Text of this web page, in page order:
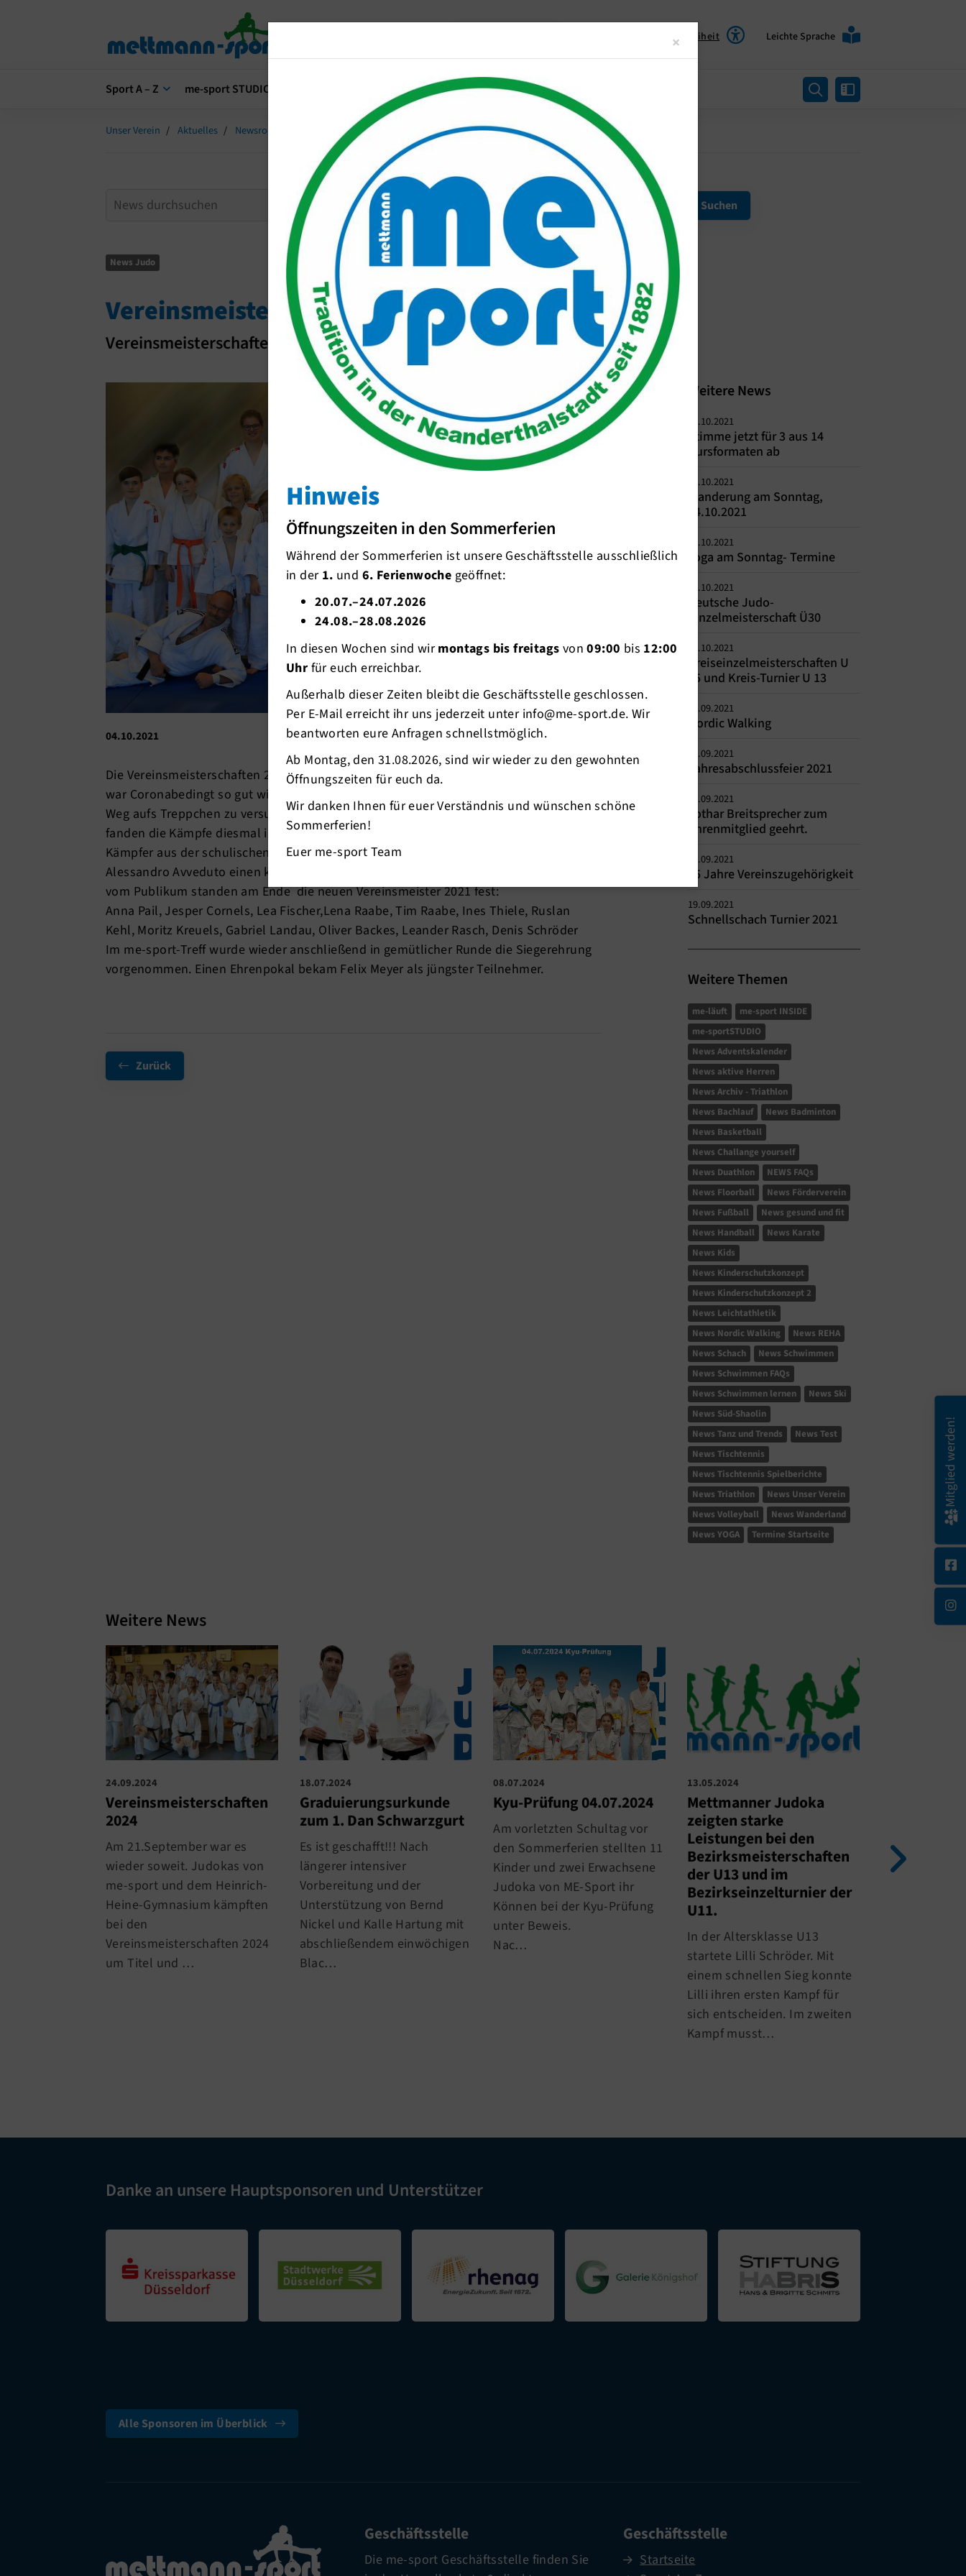
Barrierefreiheit Leichte Sprache
Sport A – Z me-sport STUDIO Unser Verein Mitgliederservice
Unser Verein Aktuelles Newsroom Vereinsmeisterschaften 2021
News Judo
Vereinsmeisterschaften 2021
Vereinsmeisterschaften 2021
04.10.2021
Die Vereinsmeisterschaften 2021 waren für viele erstmalig nach langer Pause (2020
war Coronabedingt so gut wie kein Kontaktsport möglich) die Möglichkeit einmal den
Weg aufs Treppchen zu versuchen. Auf Einladung des Heinrich-Heine-Gymnasiums
fanden die Kämpfe diesmal in der dortigen Turnhalle statt und es meldeten sich auch
Kämpfer aus der schulischen Judo-AG an. Bevor es los ging zeigten Ines Thiele und
Alessandro Avveduto einen kleinen Ausschnitt verschiedener Techniken. Angefeuert
vom Publikum standen am Ende die neuen Vereinsmeister 2021 fest:
Anna Pail, Jesper Cornels, Lea Fischer,Lena Raabe, Tim Raabe, Ines Thiele, Ruslan
Kehl, Moritz Kreuels, Gabriel Landau, Oliver Backes, Leander Rasch, Denis Schröder
Im me-sport-Treff wurde wieder anschließend in gemütlicher Runde die Siegerehrung
vorgenommen. Einen Ehrenpokal bekam Felix Meyer als jüngster Teilnehmer.
Zurück
Weitere News
12.10.2021
Stimme jetzt für 3 aus 14
Kursformaten ab
07.10.2021
Wanderung am Sonntag,
24.10.2021
06.10.2021
Yoga am Sonntag- Termine
04.10.2021
Deutsche Judo-
Einzelmeisterschaft Ü30
04.10.2021
Kreiseinzelmeisterschaften U
15 und Kreis-Turnier U 13
28.09.2021
Nordic Walking
28.09.2021
Jahresabschlussfeier 2021
23.09.2021
Lothar Breitsprecher zum
Ehrenmitglied geehrt.
23.09.2021
75 Jahre Vereinszugehörigkeit
19.09.2021
Schnellschach Turnier 2021
Weitere Themen
me-läuft
me-sport INSIDE
me-sportSTUDIO
News Adventskalender
News aktive Herren
News Archiv - Triathlon
News Bachlauf
News Badminton
News Basketball
News Challange yourself
News Duathlon
NEWS FAQs
News Floorball
News Förderverein
News Fußball
News gesund und fit
News Handball
News Karate
News Kids
News Kinderschutzkonzept
News Kinderschutzkonzept 2
News Leichtathletik
News Nordic Walking
News REHA
News Schach
News Schwimmen
News Schwimmen FAQs
News Schwimmen lernen
News Ski
News Süd-Shaolin
News Tanz und Trends
News Test
News Tischtennis
News Tischtennis Spielberichte
News Triathlon
News Unser Verein
News Volleyball
News Wanderland
News YOGA
Termine Startseite
Weitere News
24.09.2024
Vereinsmeisterschaften
2024
Am 21.September war es
wieder soweit. Judokas von
me-sport und dem Heinrich-
Heine-Gymnasium kämpften
bei den
Vereinsmeisterschaften 2024
um Titel und …
18.07.2024
Graduierungsurkunde
zum 1. Dan Schwarzgurt
Es ist geschafft!!! Nach
längerer intensiver
Vorbereitung und der
Unterstützung von Bernd
Nickel und Kalle Hartung mit
abschließendem einwöchigen
Blac…
08.07.2024
Kyu-Prüfung 04.07.2024
Am vorletzten Schultag vor
den Sommerferien stellten 11
Kinder und zwei Erwachsene
Judoka von ME-Sport ihr
Können bei der Kyu-Prüfung
unter Beweis.
Nac…
13.05.2024
Mettmanner Judoka
zeigten starke
Leistungen bei den
Bezirksmeisterschaften
der U13 und im
Bezirkseinzelturnier der
U11.
In der Altersklasse U13
startete Lilli Schröder. Mit
einem schnellen Sieg konnte
Lilli ihren ersten Kampf für
sich entscheiden. Im zweiten
Kampf musst…
Am Samstag
Danke an unsere Hauptsponsoren und Unterstützer
Alle Sponsoren im Überblick
Geschäftsstelle
Die me-sport Geschäftsstelle finden Sie
Geschäftsstelle
Startseite
Mitglied werden!
× Close
Hinweis
Öffnungszeiten in den Sommerferien
Während der Sommerferien ist unsere Geschäftsstelle ausschließlich
in der1. und 6. Ferienwoche geöffnet:
20.07.–24.07.2026
24.08.–28.08.2026
In diesen Wochen sind wirmontags bis freitags von09:00 bis 12:00
Uhr für euch erreichbar.
Außerhalb dieser Zeiten bleibt die Geschäftsstelle geschlossen.
Per E-Mail erreicht ihr uns jederzeit unter info@me-sport.de. Wir
beantworten eure Anfragen schnellstmöglich.
Ab Montag, den 31.08.2026, sind wir wieder zu den gewohnten
Öffnungszeiten für euch da.
Wir danken Ihnen für euer Verständnis und wünschen schöne
Sommerferien!
Euer me-sport Team